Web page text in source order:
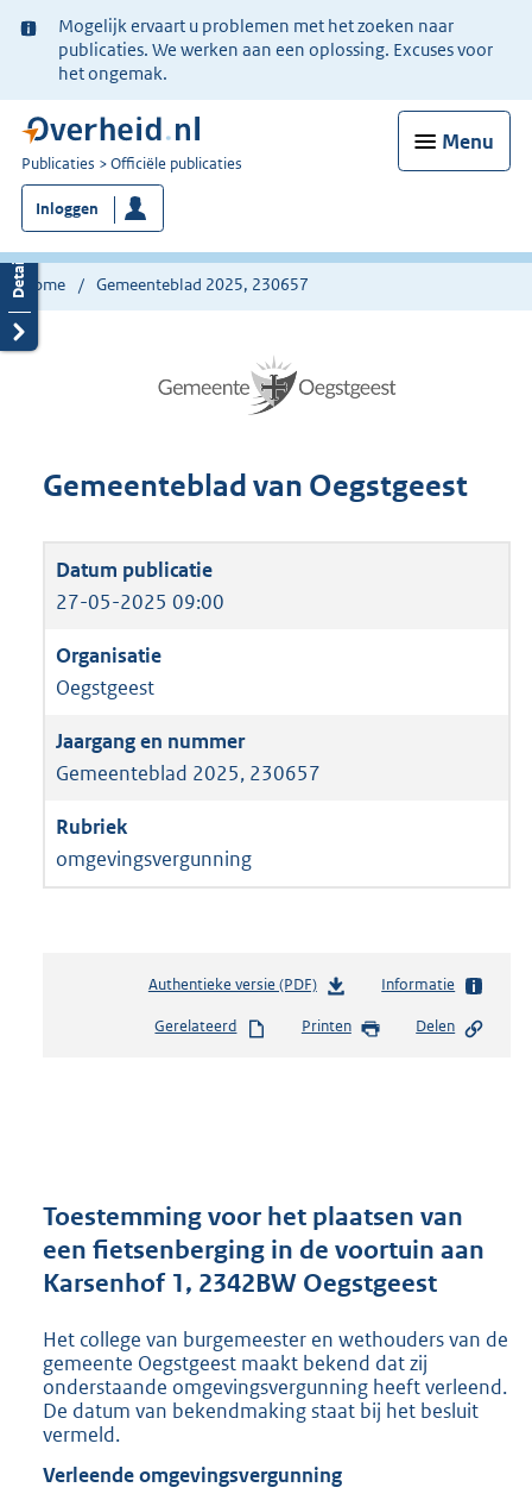
Ter
informatie:
Mogelijk ervaart u problemen met het zoeken naar
publicaties. We werken aan een oplossing. Excuses voor
het ongemak.
Menu
U
bent
nu
hier:
Publicaties Officiële publicaties
Inloggen
Home Gemeenteblad 2025, 230657
Gemeenteblad van Oegstgeest
27-05-2025 09:00
Oegstgeest
Gemeenteblad 2025, 230657
omgevingsvergunning
Authentieke versie (PDF)b
s
r
o
o
t
e
:
3
4
b
Informatie
Gerelateerd Printen Delen
Toestemming voor het plaatsen van
een fietsenberging in de voortuin aan
Karsenhof 1, 2342BW Oegstgeest
Het college van burgemeester en wethouders van de
gemeente Oegstgeest maakt bekend dat zij
onderstaande omgevingsvergunning heeft verleend.
De datum van bekendmaking staat bij het besluit
vermeld.
Verleende omgevingsvergunning